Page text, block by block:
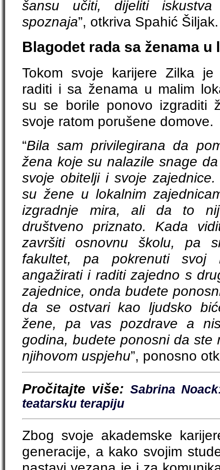
šansu učiti, dijeliti
spoznaja”, otkriva Spahić Šiljak.
Blagodet rada sa ženama
Tokom svoje karijere Zilka
raditi i sa ženama u malim
su se borile ponovo izgraditi
svoje ratom porušene domove.
“Bila sam privilegirana da
žena koje su nalazile snage
svoje obitelji i svoje
su žene u lokalnim
izgradnje mira, ali da to
društveno priznato. Kada
završiti osnovnu školu, pa
fakultet, pa pokrenuti svoj
angažirati i raditi zajedno s
zajednice, onda budete
da se ostvari kao ljudsko
žene, pa vas pozdrave a
godina, budete ponosni da ste
njihovom uspjehu”, ponosno
Pročitajte više: Sabrina
teatarsku terapiju
Zbog svoje akademske
generacije, a kako svojim